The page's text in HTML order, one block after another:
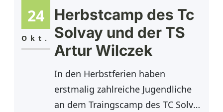
24
Okt.
Herbstcamp des Tc
Solvay und der TS
Artur Wilczek
In den Herbstferien haben
erstmalig zahlreiche Jugendliche
an dem Traingscamp des TC Solvay